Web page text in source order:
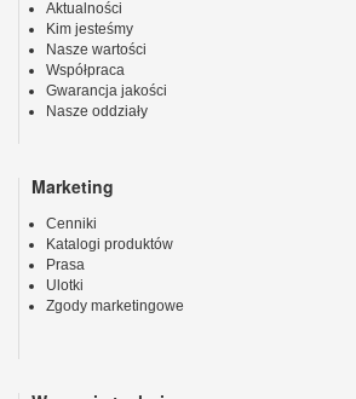
Aktualności
Kim jesteśmy
Nasze wartości
Współpraca
Gwarancja jakości
Nasze oddziały
Marketing
Cenniki
Katalogi produktów
Prasa
Ulotki
Zgody marketingowe